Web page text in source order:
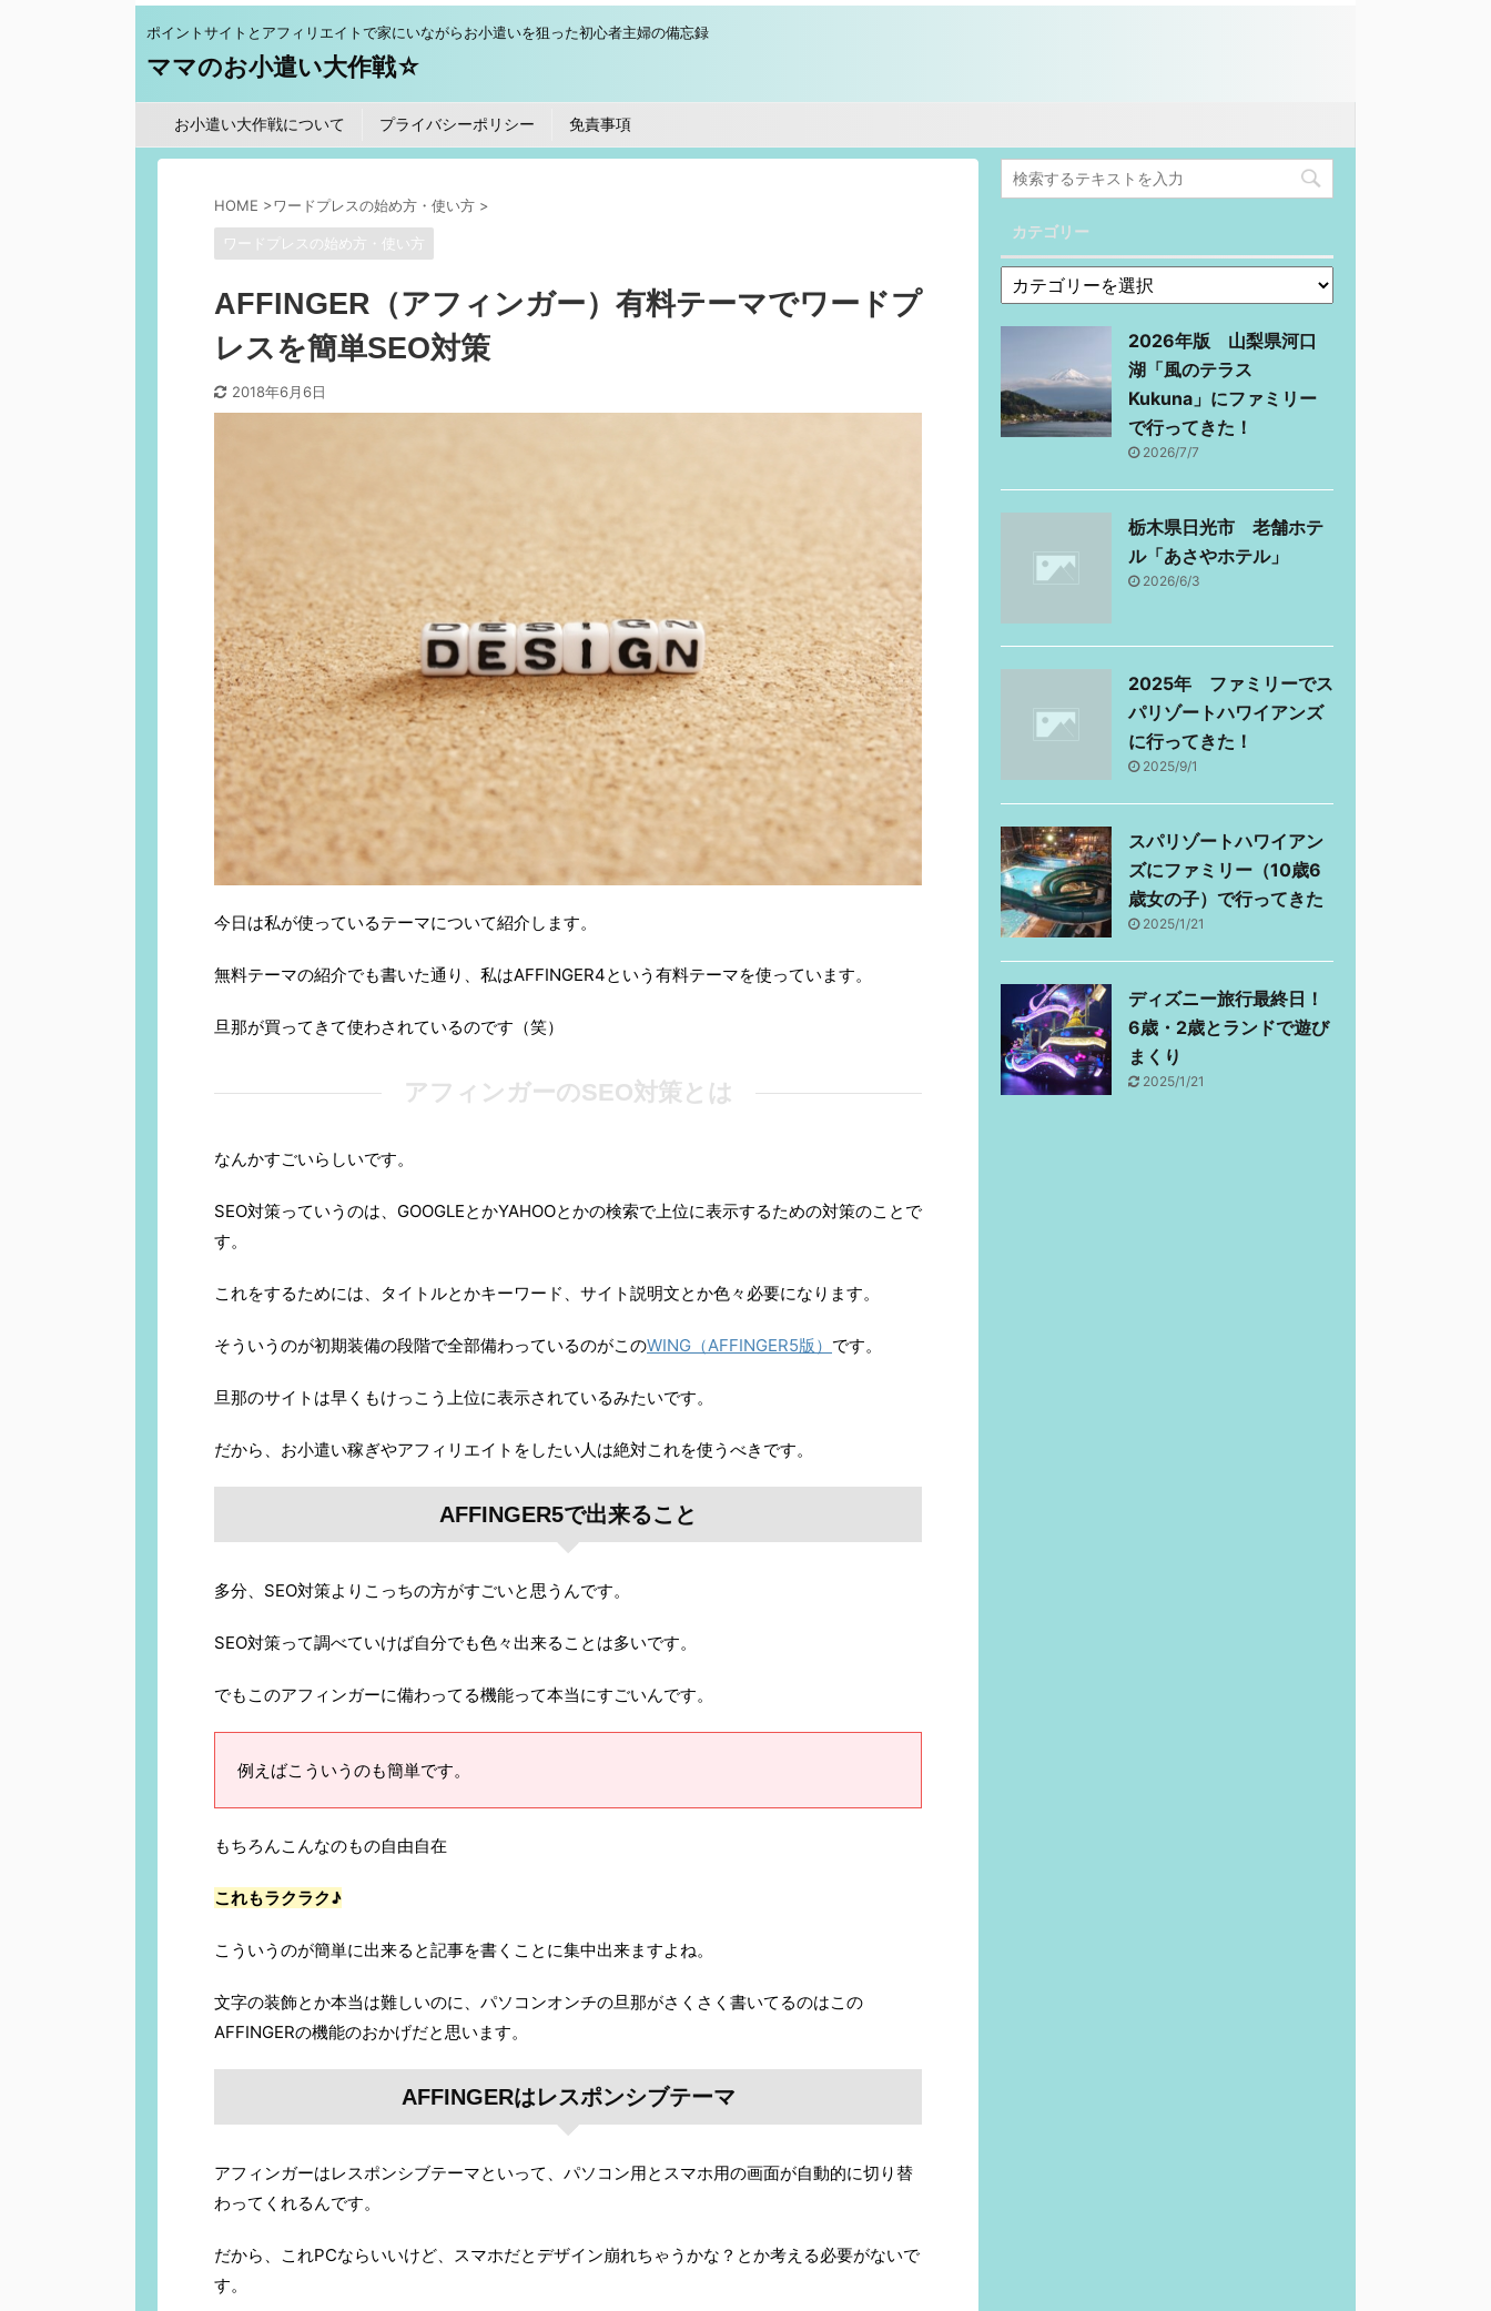
ポイントサイトとアフィリエイトで家にいながらお小遣いを狙った初心者主婦の備忘録
ママのお小遣い大作戦☆
お小遣い大作戦について プライバシーポリシー 免責事項
HOME >ワードプレスの始め方・使い方 >
ワードプレスの始め方・使い方
AFFINGER（アフィンガー）有料テーマでワードプ
レスを簡単SEO対策
2018年6月6日
今日は私が使っているテーマについて紹介します。
無料テーマの紹介でも書いた通り、私はAFFINGER4という有料テーマを使っています。
旦那が買ってきて使わされているのです（笑）
アフィンガーのSEO対策とは
なんかすごいらしいです。
SEO対策っていうのは、GOOGLEとかYAHOOとかの検索で上位に表示するための対策のことで
す。
これをするためには、タイトルとかキーワード、サイト説明文とか色々必要になります。
そういうのが初期装備の段階で全部備わっているのがこのWING（AFFINGER5版） です。
旦那のサイトは早くもけっこう上位に表示されているみたいです。
だから、お小遣い稼ぎやアフィリエイトをしたい人は絶対これを使うべきです。
AFFINGER5で出来ること
多分、SEO対策よりこっちの方がすごいと思うんです。
SEO対策って調べていけば自分でも色々出来ることは多いです。
でもこのアフィンガーに備わってる機能って本当にすごいんです。
例えばこういうのも簡単です。
もちろんこんなのもの自由自在
これもラクラク♪
こういうのが簡単に出来ると記事を書くことに集中出来ますよね。
文字の装飾とか本当は難しいのに、パソコンオンチの旦那がさくさく書いてるのはこの
AFFINGERの機能のおかげだと思います。
AFFINGERはレスポンシブテーマ
アフィンガーはレスポンシブテーマといって、パソコン用とスマホ用の画面が自動的に切り替
わってくれるんです。
だから、これPCならいいけど、スマホだとデザイン崩れちゃうかな？とか考える必要がないで
す。
カテゴリー
2026年版 山梨県河口
湖「風のテラス
Kukuna」にファミリー
で行ってきた！
2026/7/7
栃木県日光市 老舗ホテ
ル「あさやホテル」
2026/6/3
2025年 ファミリーでス
パリゾートハワイアンズ
に行ってきた！
2025/9/1
スパリゾートハワイアン
ズにファミリー（10歳6
歳女の子）で行ってきた
2025/1/21
ディズニー旅行最終日！
6歳・2歳とランドで遊び
まくり
2025/1/21